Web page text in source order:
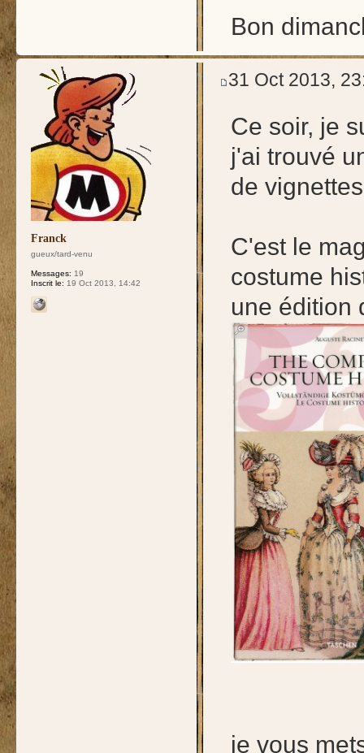
Bon
Franck
gueux/tard-venu
Messages: 19
Inscrit le: 19 Oct 2013, 14:42
31 Oct 2013,
Ce soir, je
j'ai trouvé
de
C'est le
costume
une édition
je vous